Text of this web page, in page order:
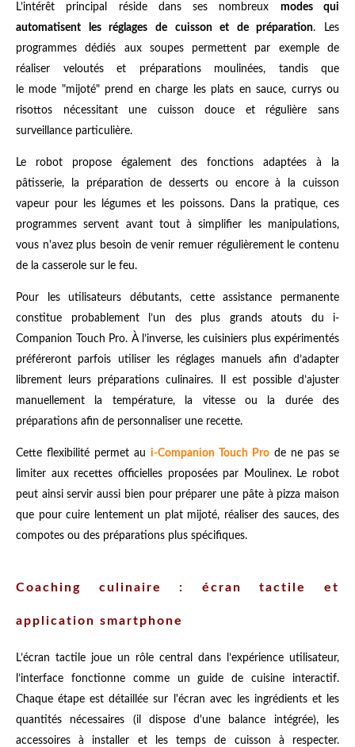
L’intérêt principal réside dans ses nombreux modes qui
automatisent les réglages de cuisson et de préparation. Les
programmes dédiés aux soupes permettent par exemple de
réaliser veloutés et préparations moulinées, tandis que
le mode "mijoté" prend en charge les plats en sauce, currys ou
risottos nécessitant une cuisson douce et régulière sans
surveillance particulière.
Le robot propose également des fonctions adaptées à la
pâtisserie, la préparation de desserts ou encore à la cuisson
vapeur pour les légumes et les poissons. Dans la pratique, ces
programmes servent avant tout à simplifier les manipulations,
vous n'avez plus besoin de venir remuer régulièrement le contenu
de la casserole sur le feu.
Pour les utilisateurs débutants, cette assistance permanente
constitue probablement l’un des plus grands atouts du i-
Companion Touch Pro. À l’inverse, les cuisiniers plus expérimentés
préféreront parfois utiliser les réglages manuels afin d’adapter
librement leurs préparations culinaires. Il est possible d’ajuster
manuellement la température, la vitesse ou la durée des
préparations afin de personnaliser une recette.
Cette flexibilité permet au i-Companion Touch Pro de ne pas se
limiter aux recettes officielles proposées par Moulinex. Le robot
peut ainsi servir aussi bien pour préparer une pâte à pizza maison
que pour cuire lentement un plat mijoté, réaliser des sauces, des
compotes ou des préparations plus spécifiques.
Coaching culinaire : écran tactile et
application smartphone
L’écran tactile joue un rôle central dans l’expérience utilisateur,
l’interface fonctionne comme un guide de cuisine interactif.
Chaque étape est détaillée sur l'écran avec les ingrédients et les
quantités nécessaires (il dispose d'une balance intégrée), les
accessoires à installer et les temps de cuisson à respecter.